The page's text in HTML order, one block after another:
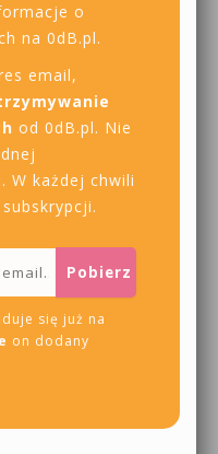
o
na 0dB.pl.
email,
od 0dB.pl. Nie
W każdej chwili
się już na
on dodany